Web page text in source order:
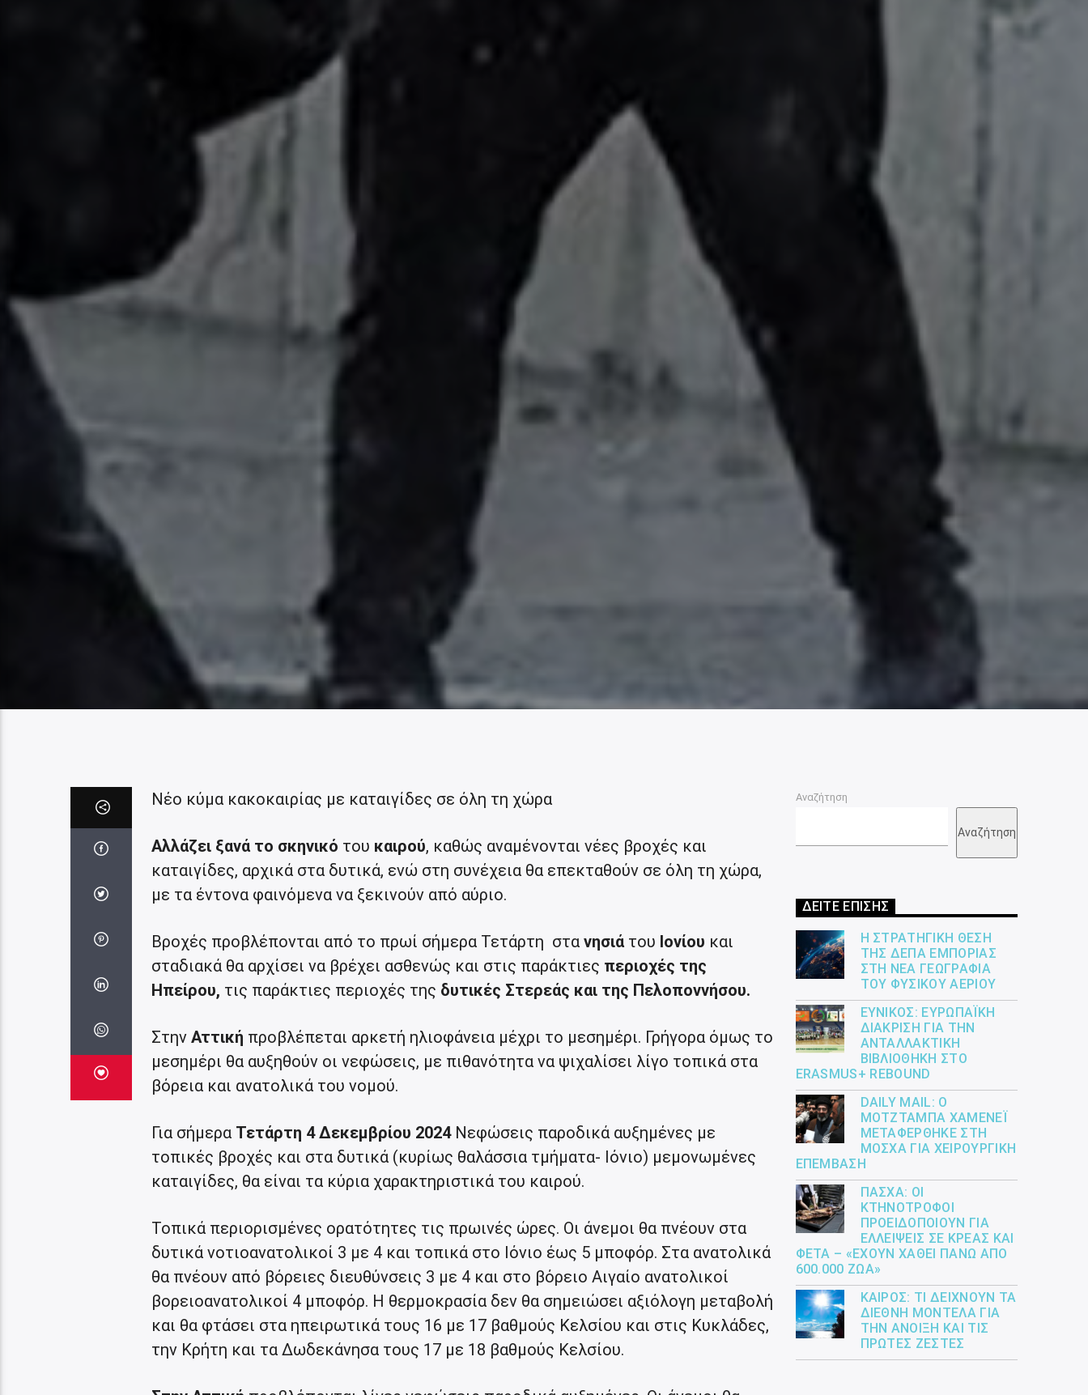
Νέο κύμα κακοκαιρίας με καταιγίδες σε όλη τη χώρα
Αλλάζει ξανά το σκηνικό του καιρού, καθώς αναμένονται νέες βροχές και
καταιγίδες, αρχικά στα δυτικά, ενώ στη συνέχεια θα επεκταθούν σε όλη τη χώρα,
με τα έντονα φαινόμενα να ξεκινούν από αύριο.
Βροχές προβλέπονται από το πρωί σήμερα Τετάρτη στα νησιάτου Ιονίου και
σταδιακά θα αρχίσει να βρέχει ασθενώς και στις παράκτιες περιοχές της
Ηπείρου, τις παράκτιες περιοχές της δυτικές Στερεάς και της Πελοποννήσου.
Στην Αττική προβλέπεται αρκετή ηλιοφάνεια μέχρι το μεσημέρι. Γρήγορα όμως το
μεσημέρι θα αυξηθούν οι νεφώσεις, με πιθανότητα να ψιχαλίσει λίγο τοπικά στα
βόρεια και ανατολικά του νομού.
Για σήμερα Τετάρτη 4 Δεκεμβρίου 2024Νεφώσεις παροδικά αυξημένες με
τοπικές βροχές και στα δυτικά (κυρίως θαλάσσια τμήματα- Ιόνιο) μεμονωμένες
καταιγίδες, θα είναι τα κύρια χαρακτηριστικά του καιρού.
Τοπικά περιορισμένες ορατότητες τις πρωινές ώρες. Οι άνεμοι θα πνέουν στα
δυτικά νοτιοανατολικοί 3 με 4 και τοπικά στο Ιόνιο έως 5 μποφόρ. Στα ανατολικά
θα πνέουν από βόρειες διευθύνσεις 3 με 4 και στο βόρειο Αιγαίο ανατολικοί
βορειοανατολικοί 4 μποφόρ. Η θερμοκρασία δεν θα σημειώσει αξιόλογη μεταβολή
και θα φτάσει στα ηπειρωτικά τους 16 με 17 βαθμούς Κελσίου και στις Κυκλάδες,
την Κρήτη και τα Δωδεκάνησα τους 17 με 18 βαθμούς Κελσίου.
Αναζήτηση
Αναζήτηση
ΔΕΙΤΕ ΕΠΙΣΗΣ
Η ΣΤΡΑΤΗΓΙΚΉ ΘΈΣΗ
ΤΗΣ ΔΕΠΑ ΕΜΠΟΡΊΑΣ
ΣΤΗ ΝΈΑ ΓΕΩΓΡΑΦΊΑ
ΤΟΥ ΦΥΣΙΚΟΎ ΑΕΡΊΟΥ
ΕΎΝΙΚΟΣ: ΕΥΡΩΠΑΪΚΉ
ΔΙΆΚΡΙΣΗ ΓΙΑ ΤΗΝ
ΑΝΤΑΛΛΑΚΤΙΚΉ
ΒΙΒΛΙΟΘΉΚΗ ΣΤΟ
ERASMUS+ REBOUND
DAILY MAIL: Ο
ΜΟΤΖΤΆΜΠΑ ΧΑΜΕΝΕΪ́
ΜΕΤΑΦΈΡΘΗΚΕ ΣΤΗ
ΜΌΣΧΑ ΓΙΑ ΧΕΙΡΟΥΡΓΙΚΉ
ΕΠΈΜΒΑΣΗ
ΠΆΣΧΑ: ΟΙ
ΚΤΗΝΟΤΡΌΦΟΙ
ΠΡΟΕΙΔΟΠΟΙΟΎΝ ΓΙΑ
ΕΛΛΕΊΨΕΙΣ ΣΕ ΚΡΈΑΣ ΚΑΙ
ΦΈΤΑ – «ΈΧΟΥΝ ΧΑΘΕΊ ΠΆΝΩ ΑΠΌ
600.000 ΖΏΑ»
ΚΑΙΡΌΣ: ΤΙ ΔΕΊΧΝΟΥΝ ΤΑ
ΔΙΕΘΝΉ ΜΟΝΤΈΛΑ ΓΙΑ
ΤΗΝ ΆΝΟΙΞΗ ΚΑΙ ΤΙΣ
ΠΡΏΤΕΣ ΖΈΣΤΕΣ